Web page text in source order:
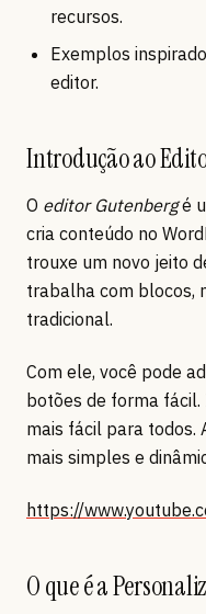
recursos.
Exemplos
editor.
Introdução ao
O editor Gutenbergé
cria conteúdo no
trouxe um novo jeito
trabalha com blocos,
tradicional.
Com ele, você pode
botões de forma fácil.
mais fácil para todos.
mais simples e
https://
O que é a